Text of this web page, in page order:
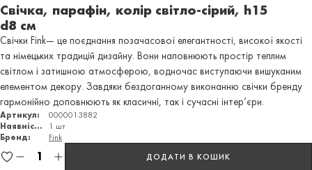
Свічка, парафін, колір світло-сірий, h15
d8 см
Свічки Fink— це поєднання позачасової елегантності, високої якості
та німецьких традицій дизайну. Вони наповнюють простір теплим
світлом і затишною атмосферою, водночас виступаючи вишуканим
елементом декору. Завдяки бездоганному виконанню свічки бренду
гармонійно доповнюють як класичні, так і сучасні інтер’єри.
Артикул:
0000013882
Наявність:
1 шт
Бренд:
Fink
ДОДАТИ В КОШИК